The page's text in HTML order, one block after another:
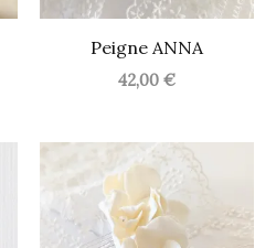
Peigne ANNA
42,00 €